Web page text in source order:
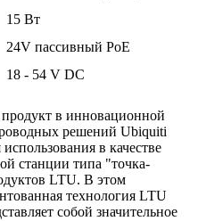
15 Вт
24V пассивный PoE
18 - 54 V DC
в инновационной
решений Ubiquiti
в качестве
станции типа "точка-
LTU. В этом
технология LTU
собой значительное